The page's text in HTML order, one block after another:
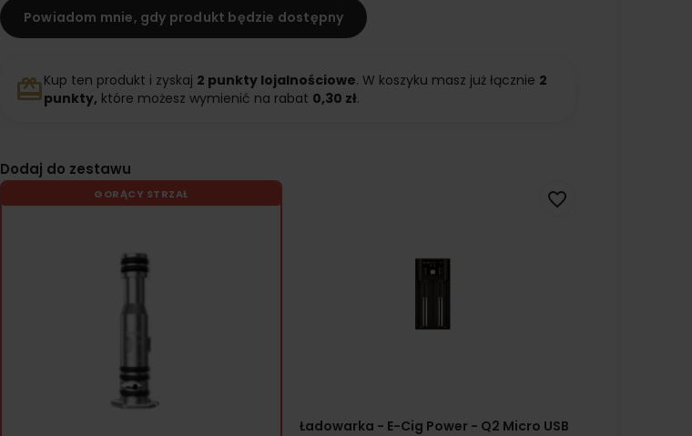
Powiadom mnie, gdy produkt będzie dostępny
redeemKup ten produkt i zyskaj 2 punkty lojalnościowe. W koszyku masz już łącznie 2
punkty, które możesz wymienić na rabat 0,30 zł.
Dodaj do zestawu
GORĄCY STRZAŁ
Ładowarka - E-Cig Power - Q2 Micro USB
favorite_border